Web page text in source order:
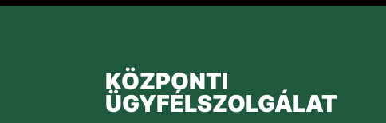
KÖZPONTI
ÜGYFÉLSZOLGÁLAT